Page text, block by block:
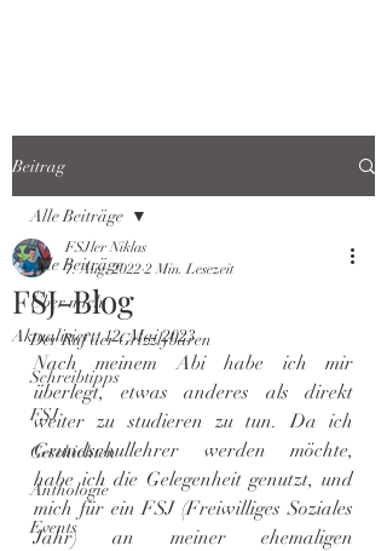
Beitrag
Alle Beiträge
Über mich
Der Ruf der Grizzlybären
Schreibtipps
FSJ
Geschichten
Anthologie
Events
Alle Beiträge
FSJ-Blog
FSJler Niklas
7. Aug. 2022 2 Min. Lesezeit
Aktualisiert:12. Mai 2023
Nach meinem Abi habe ich mir
überlegt, etwas anderes als direkt
weiter zu studieren zu tun. Da ich
Grundschullehrer werden möchte,
habe ich die Gelegenheit genutzt, und
mich für ein FSJ (Freiwilliges Soziales
Jahr) an meiner ehemaligen